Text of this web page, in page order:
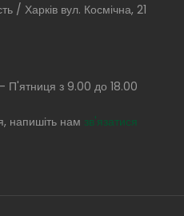
/ Харків вул. Космічна, 21
П'ятниця з 9.00 до 18.00
напишіть нам зв'язатися